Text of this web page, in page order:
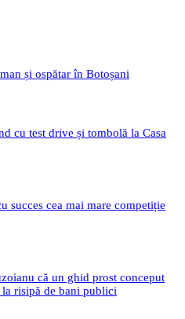
și ospătar în Botoșani
cu test drive și tombolă la Casa
succes cea mai mare competiție
că un ghid prost conceput
risipă de bani publici